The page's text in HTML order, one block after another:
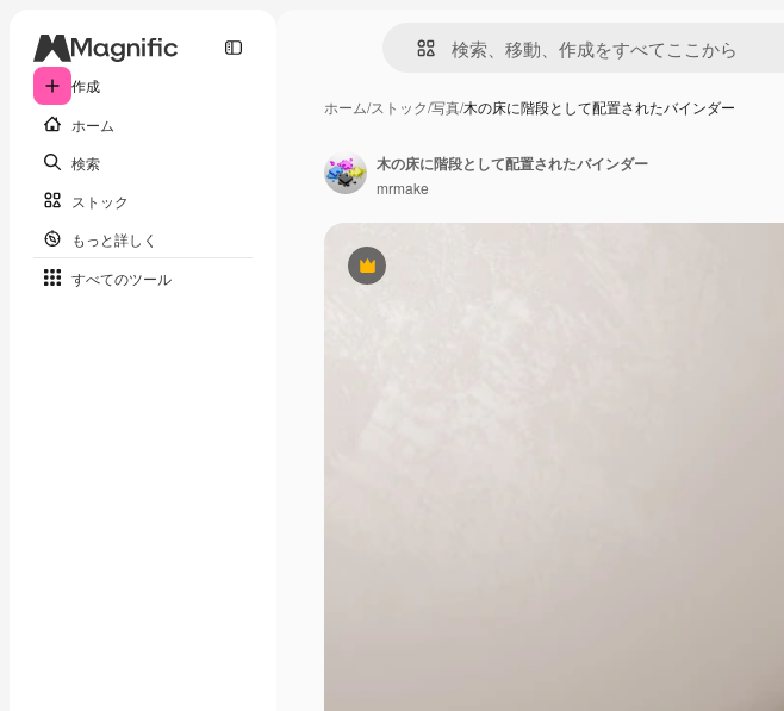
作成
ホーム
検索
ストック
もっと詳しく
すべてのツール
ホーム/ストック/写真/木の床に階段として配置されたバインダー
Premium
木の床に階段として配置されたバインダー
mrmake